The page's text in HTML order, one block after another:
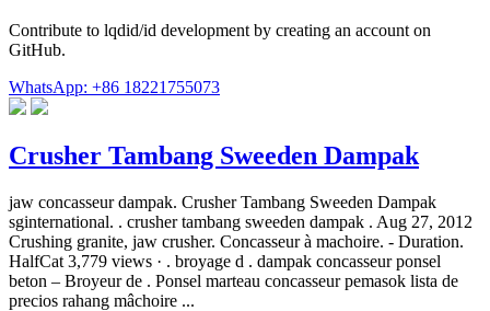
Contribute to lqdid/id development by creating an account on
GitHub.
WhatsApp: +86 18221755073
Crusher Tambang Sweeden Dampak
jaw concasseur dampak. Crusher Tambang Sweeden Dampak
sginternational. . crusher tambang sweeden dampak . Aug 27, 2012
Crushing granite, jaw crusher. Concasseur à machoire. - Duration.
HalfCat 3,779 views · . broyage d . dampak concasseur ponsel
beton – Broyeur de . Ponsel marteau concasseur pemasok lista de
precios rahang mâchoire ...